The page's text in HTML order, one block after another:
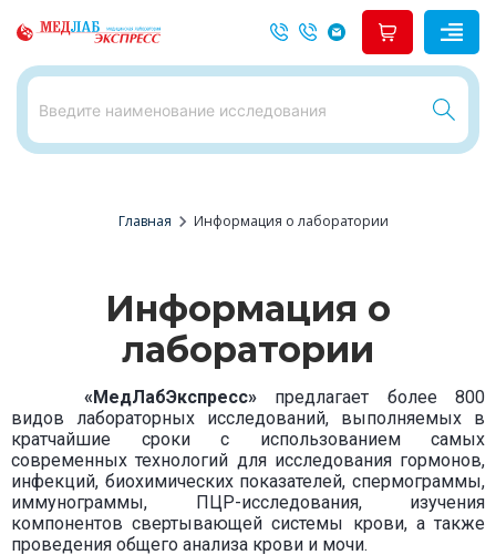
Главная chevron_right Информация о лаборатории
Информация о
лаборатории
«МедЛабЭкспресс» предлагает более 800
видов лабораторных исследований, выполняемых в
кратчайшие сроки с использованием самых
современных технологий для исследования гормонов,
инфекций, биохимических показателей, спермограммы,
иммунограммы, ПЦР-исследования, изучения
компонентов свертывающей системы крови, а также
проведения общего анализа крови и мочи.